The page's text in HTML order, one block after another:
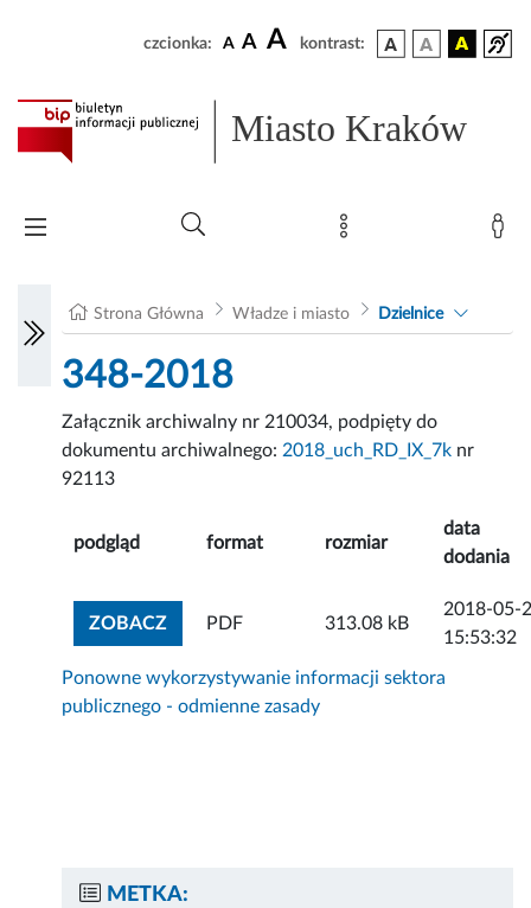
czcionka: A A A kontrast:
Miasto Kraków
Strona Główna Władze i miasto Dzielnice
348-2018
Załącznik archiwalny nr 210034, podpięty do
dokumentu archiwalnego: 2018_uch_RD_IX_7k nr
92113
podgląd format rozmiar
data
dodania
ZOBACZZOBACZ ZAŁĄCZNIK
PDF 313.08 kB
2018-05-
15:53:32
Ponowne wykorzystywanie informacji sektora
publicznego - odmienne zasady
METKA: